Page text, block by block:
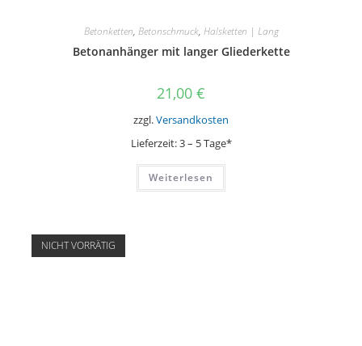
Betonketten, Betonschmuck, Halsketten | Lang
Betonanhänger mit langer Gliederkette
21,00 €
zzgl.Versandkosten
Lieferzeit:3 – 5 Tage*
Weiterlesen
NICHT VORRÄTIG